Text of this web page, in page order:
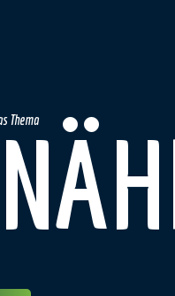
Thema